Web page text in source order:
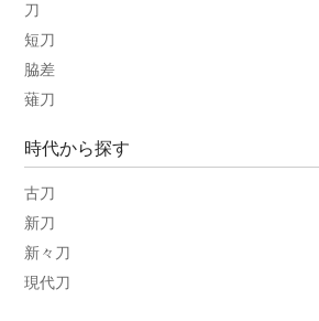
刀
短刀
脇差
薙刀
時代から探す
古刀
新刀
新々刀
現代刀